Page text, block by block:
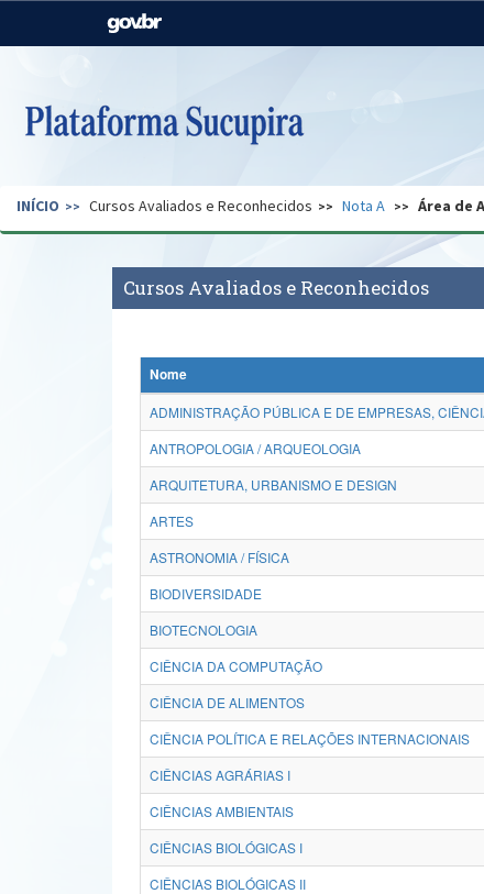
Casa Civil
Pecuária e Abastecimento
Secretaria de Governo Gabinete de Segurança
INÍCIO Cursos Avaliados e Reconhecidos Nota A Área de
Cursos Avaliados e Reconhecidos
Nome
ADMINISTRAÇÃO PÚBLICA E DE EMPRESAS,
ANTROPOLOGIA / ARQUEOLOGIA
ARQUITETURA, URBANISMO E DESIGN
ARTES
ASTRONOMIA / FÍSICA
BIODIVERSIDADE
BIOTECNOLOGIA
CIÊNCIA DA COMPUTAÇÃO
CIÊNCIA DE ALIMENTOS
CIÊNCIA POLÍTICA E RELAÇÕES INTERNACIONAIS
CIÊNCIAS AGRÁRIAS I
CIÊNCIAS AMBIENTAIS
CIÊNCIAS BIOLÓGICAS I
CIÊNCIAS BIOLÓGICAS II